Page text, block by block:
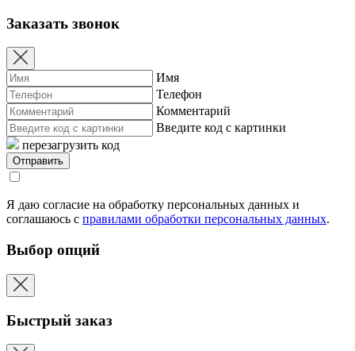
Заказать звонок
Имя
Телефон
Комментарий
Введите код с картинки
перезагрузить код
Я даю согласие на обработку персональных данных и
соглашаюсь с правилами обработки персональных данных.
Выбор опций
Быстрый заказ